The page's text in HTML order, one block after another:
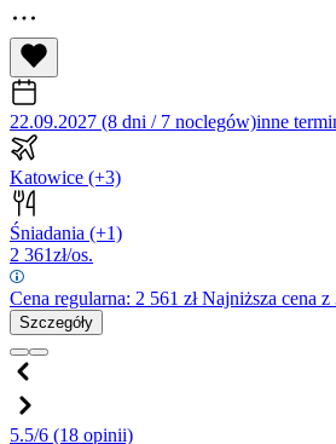
22.09.2027 (8 dni / 7 noclegów)inne
Katowice (+3)
Śniadania (+1)
2 361zł/os.
Cena regularna: 2 561 złNajniższa cena z
Szczegóły
5.5/6 (18 opinii)